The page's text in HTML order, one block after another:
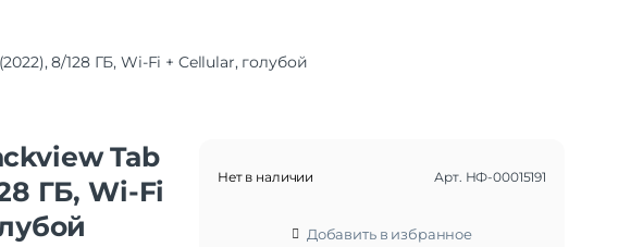
8/128 ГБ, Wi-Fi + Cellular, голубой
Tab
ГБ, Wi-Fi
Нет в наличии Арт. НФ-00015191
Добавить в избранное